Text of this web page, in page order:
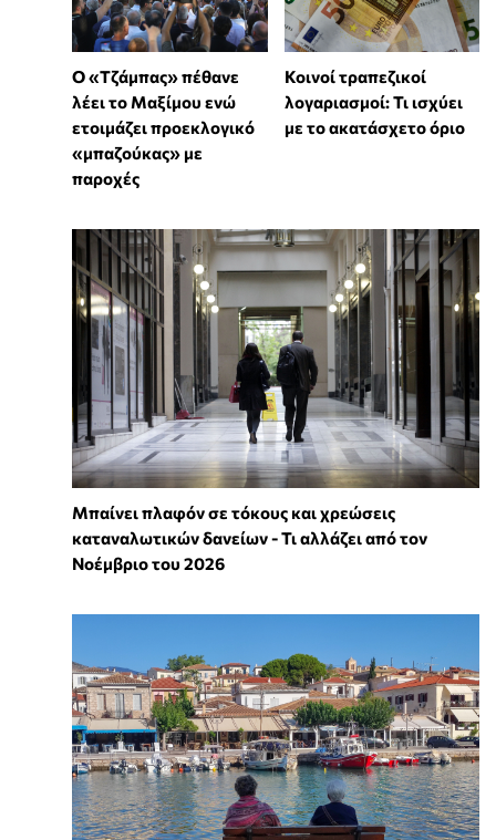
Ο «Τζάμπας» πέθανε
λέει το Μαξίμου ενώ
ετοιμάζει προεκλογικό
«μπαζούκας» με
παροχές
Κοινοί τραπεζικοί
λογαριασμοί: Τι ισχύει
με το ακατάσχετο όριο
Μπαίνει πλαφόν σε τόκους και χρεώσεις
καταναλωτικών δανείων - Τι αλλάζει από τον
Νοέμβριο του 2026